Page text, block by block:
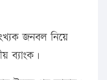
জনবল নিয়ে
ব্যাংক।